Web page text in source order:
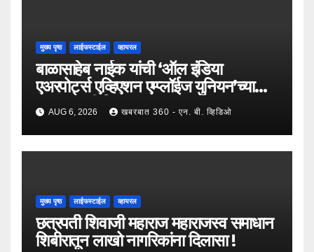
मुख्य पृष्ठ लाईफस्टाईल व्हायरल
बाळासाहेब नाईक यांची ‘ऑल इंडिया
एअरपोर्ट्स एव्हिएशन एम्प्लॉईज युनियन’च्या
उपाध्यक्षपदी निवड !
AUG 6, 2026 खबरबात 360 - एन. बी. व्हिडिओ
मुख्य पृष्ठ लाईफस्टाईल व्हायरल
छत्रपती शिवाजी महाराज महाराजस्व समाधान
शिबीरातून लाखो नागरिकांना दिलासा !